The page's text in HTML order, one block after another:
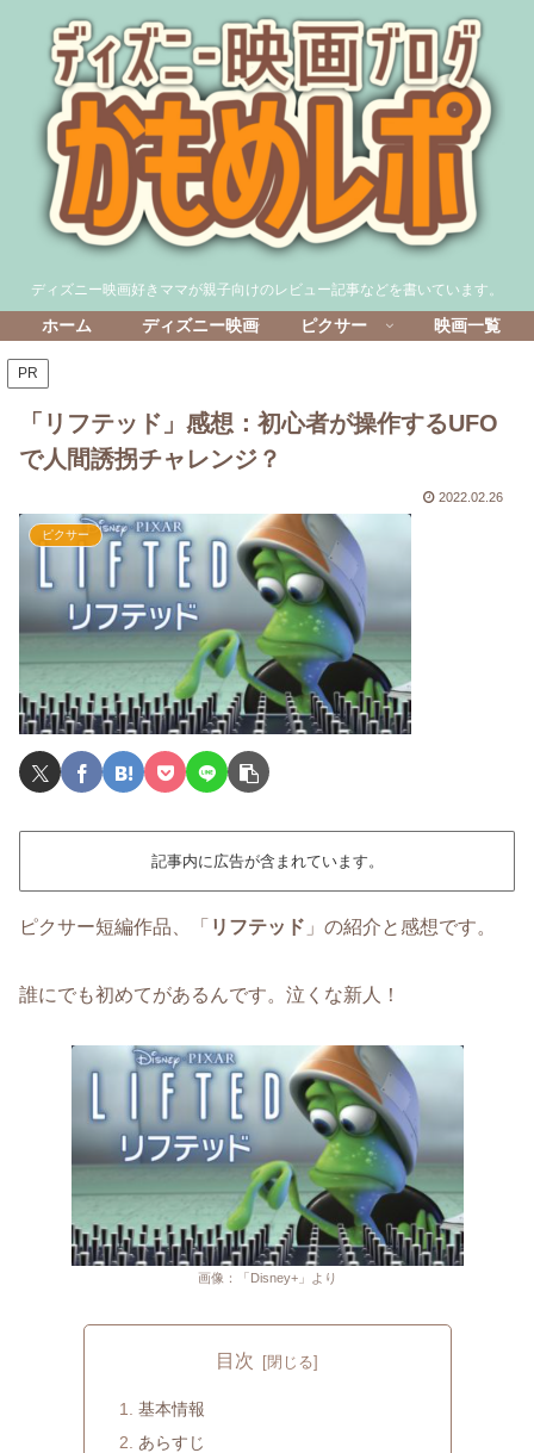
ディズニー映画好きママが親子向けのレビュー記事などを書いています。
ホーム ディズニー映画 ピクサー 映画一覧
PR
「リフテッド」感想：初心者が操作するUFO
で人間誘拐チャレンジ？
2022.02.26
ピクサー
記事内に広告が含まれています。
ピクサー短編作品、「 リフテッド 」の紹介と感想です。
誰にでも初めてがあるんです。泣くな新人！
画像：「Disney+」より
目次
基本情報
あらすじ